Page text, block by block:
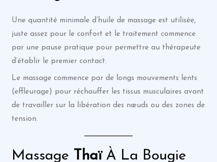
Une quantité minimale d’huile de massage est utilisée,
juste assez pour le confort et le traitement commence
par une pause pratique pour permettre au thérapeute
d’établir le premier contact.
Le massage commence par de longs mouvements lents
(effleurage) pour réchauffer les tissus musculaires avant
de travailler sur la libération des nœuds ou des zones de
tension.
Massage ThaïÀ La Bougie